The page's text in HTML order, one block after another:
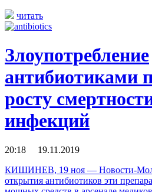
читать
Злоупотребление
антибиотиками
росту
инфекций
20:18 19.11.2019
КИШИНЕВ, 19 ноя — Новости-
открытия антибиотиков эти